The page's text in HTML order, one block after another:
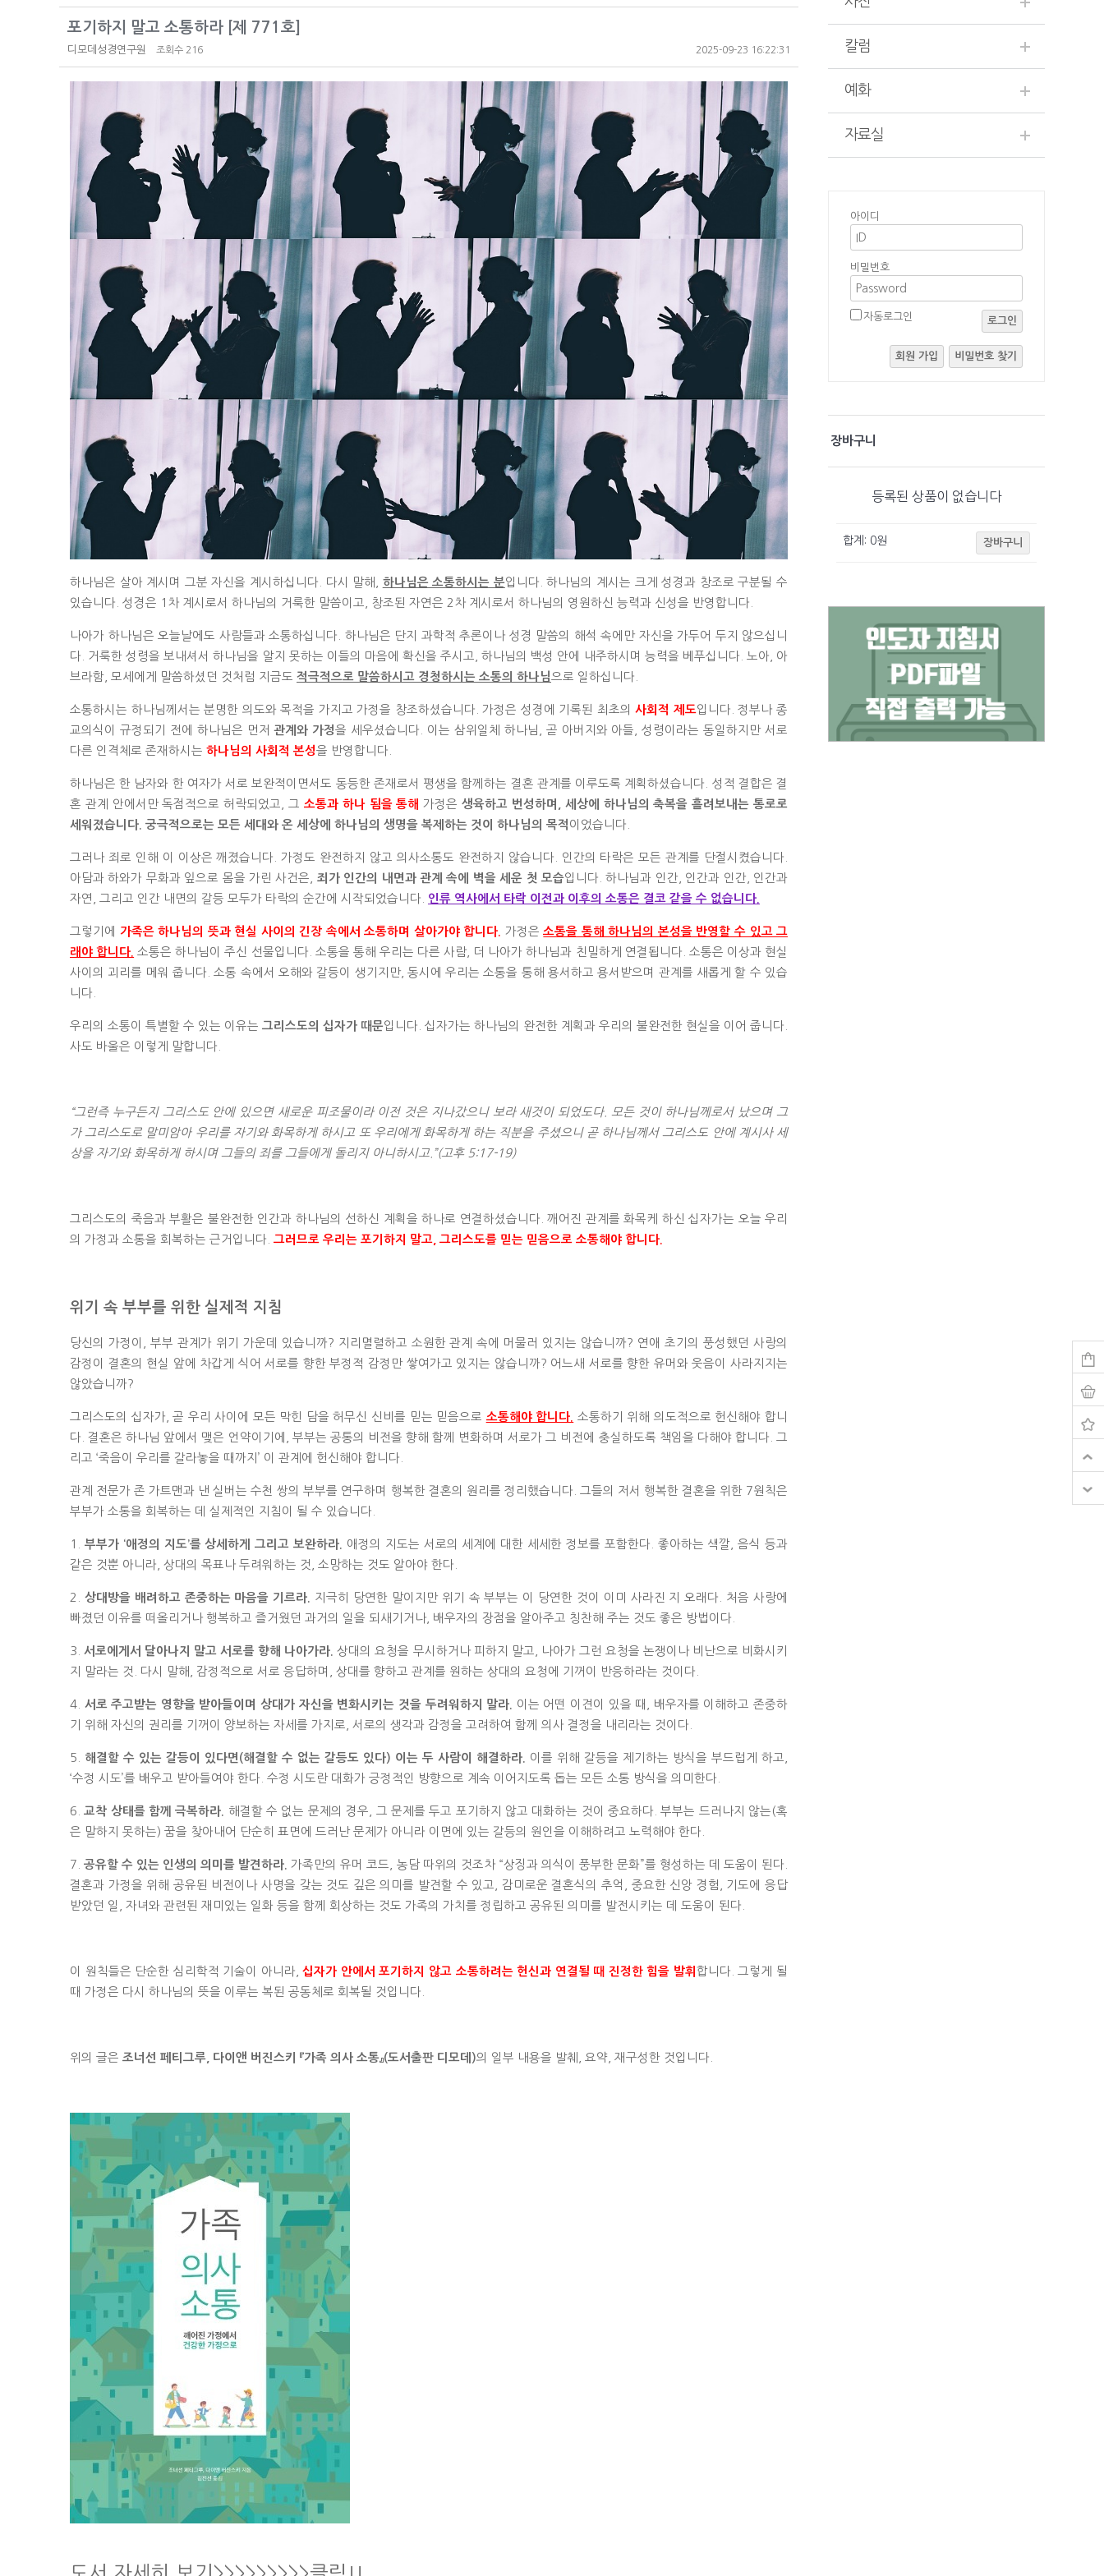
포기하지 말고 소통하라 [제 771호]
디모데성경연구원 조회수 216 2025-09-23 16:22:31
하나님은 살아 계시며 그분 자신을 계시하십니다. 다시 말해, 하나님은 소통하시는 분입니다. 하나님의 계시는 크게 성경과 창조로 구분될 수
있습니다. 성경은 1차 계시로서 하나님의 거룩한 말씀이고, 창조된 자연은 2차 계시로서 하나님의 영원하신 능력과 신성을 반영합니다.
나아가 하나님은 오늘날에도 사람들과 소통하십니다. 하나님은 단지 과학적 추론이나 성경 말씀의 해석 속에만 자신을 가두어 두지 않으십니
다. 거룩한 성령을 보내셔서 하나님을 알지 못하는 이들의 마음에 확신을 주시고, 하나님의 백성 안에 내주하시며 능력을 베푸십니다. 노아, 아
브라함, 모세에게 말씀하셨던 것처럼 지금도 적극적으로 말씀하시고 경청하시는 소통의 하나님으로 일하십니다.
소통하시는 하나님께서는 분명한 의도와 목적을 가지고 가정을 창조하셨습니다. 가정은 성경에 기록된 최초의사회적 제도입니다. 정부나 종
교의식이 규정되기 전에 하나님은 먼저관계와 가정을 세우셨습니다. 이는 삼위일체 하나님, 곧 아버지와 아들, 성령이라는 동일하지만 서로
다른 인격체로 존재하시는 하나님의 사회적 본성을 반영합니다.
하나님은 한 남자와 한 여자가 서로 보완적이면서도 동등한 존재로서 평생을 함께하는 결혼 관계를 이루도록 계획하셨습니다. 성적 결합은 결
혼 관계 안에서만 독점적으로 허락되었고, 그 소통과 하나 됨을 통해 가정은생육하고 번성하며, 세상에 하나님의 축복을 흘려보내는 통로로
세워졌습니다. 궁극적으로는 모든 세대와 온 세상에 하나님의 생명을 복제하는 것이 하나님의 목적 이었습니다.
그러나 죄로 인해 이 이상은 깨졌습니다. 가정도 완전하지 않고 의사소통도 완전하지 않습니다. 인간의 타락은 모든 관계를 단절시켰습니다.
아담과 하와가 무화과 잎으로 몸을 가린 사건은, 죄가 인간의 내면과 관계 속에 벽을 세운 첫 모습입니다. 하나님과 인간, 인간과 인간, 인간과
자연, 그리고 인간 내면의 갈등 모두가 타락의 순간에 시작되었습니다.
인류 역사에서 타락 이전과 이후의 소통은 결코 같을 수 없습니다.
그렇기에 가족은 하나님의 뜻과 현실 사이의 긴장 속에서 소통하며 살아가야 합니다. 가정은소통을 통해 하나님의 본성을 반영할 수 있고 그
래야 합니다. 소통은 하나님이 주신 선물입니다. 소통을 통해 우리는 다른 사람, 더 나아가 하나님과 친밀하게 연결됩니다. 소통은 이상과 현실
사이의 괴리를 메워 줍니다. 소통 속에서 오해와 갈등이 생기지만, 동시에 우리는 소통을 통해 용서하고 용서받으며 관계를 새롭게 할 수 있습
니다.
우리의 소통이 특별할 수 있는 이유는 그리스도의 십자가 때문입니다. 십자가는 하나님의 완전한 계획과 우리의 불완전한 현실을 이어 줍니다.
사도 바울은 이렇게 말합니다.
“그런즉 누구든지 그리스도 안에 있으면 새로운 피조물이라 이전 것은 지나갔으니 보라 새것이 되었도다. 모든 것이 하나님께로서 났으며 그
가 그리스도로 말미암아 우리를 자기와 화목하게 하시고 또 우리에게 화목하게 하는 직분을 주셨으니 곧 하나님께서 그리스도 안에 계시사 세
상을 자기와 화목하게 하시며 그들의 죄를 그들에게 돌리지 아니하시고.”(고후 5:17-19)
그리스도의 죽음과 부활은 불완전한 인간과 하나님의 선하신 계획을 하나로 연결하셨습니다. 깨어진 관계를 화목케 하신 십자가는 오늘 우리
의 가정과 소통을 회복하는 근거입니다. 그러므로 우리는 포기하지 말고, 그리스도를 믿는 믿음으로 소통해야 합니다.
위기 속 부부를 위한 실제적 지침
당신의 가정이, 부부 관계가 위기 가운데 있습니까? 지리멸렬하고 소원한 관계 속에 머물러 있지는 않습니까? 연애 초기의 풍성했던 사랑의
감정이 결혼의 현실 앞에 차갑게 식어 서로를 향한 부정적 감정만 쌓여가고 있지는 않습니까? 어느새 서로를 향한 유머와 웃음이 사라지지는
않았습니까?
그리스도의 십자가, 곧 우리 사이에 모든 막힌 담을 허무신 신비를 믿는 믿음으로 소통해야 합니다.
소통하기 위해 의도적으로 헌신해야 합니
다. 결혼은 하나님 앞에서 맺은 언약이기에, 부부는 공통의 비전을 향해 함께 변화하며 서로가 그 비전에 충실하도록 책임을 다해야 합니다. 그
리고 ‘죽음이 우리를 갈라놓을 때까지’ 이 관계에 헌신해야 합니다.
관계 전문가 존 가트맨과 낸 실버는 수천 쌍의 부부를 연구하며 행복한 결혼의 원리를 정리했습니다. 그들의 저서 행복한 결혼을 위한 7원칙은
부부가 소통을 회복하는 데 실제적인 지침이 될 수 있습니다.
1. 부부가 ‘애정의 지도’를 상세하게 그리고 보완하라.
애정의 지도는 서로의 세계에 대한 세세한 정보를 포함한다. 좋아하는 색깔, 음식 등과
같은 것뿐 아니라, 상대의 목표나 두려워하는 것, 소망하는 것도 알아야 한다.
2. 상대방을 배려하고 존중하는 마음을 기르라.
지극히 당연한 말이지만 위기 속 부부는 이 당연한 것이 이미 사라진 지 오래다. 처음 사랑에
빠졌던 이유를 떠올리거나 행복하고 즐거웠던 과거의 일을 되새기거나, 배우자의 장점을 알아주고 칭찬해 주는 것도 좋은 방법이다.
3.서로에게서 달아나지 말고 서로를 향해 나아가라. 상대의 요청을 무시하거나 피하지 말고, 나아가 그런 요청을 논쟁이나 비난으로 비화시키
지 말라는 것. 다시 말해, 감정적으로 서로 응답하며, 상대를 향하고 관계를 원하는 상대의 요청에 기꺼이 반응하라는 것이다.
4. 서로 주고받는 영향을 받아들이며 상대가 자신을 변화시키는 것을 두려워하지 말라.
이는 어떤 이견이 있을 때, 배우자를 이해하고 존중하
기 위해 자신의 권리를 기꺼이 양보하는 자세를 가지로, 서로의 생각과 감정을 고려하여 함께 의사 결정을 내리라는 것이다.
5. 해결할 수 있는 갈등이 있다면(해결할 수 없는 갈등도 있다) 이는 두 사람이 해결하라.
이를 위해 갈등을 제기하는 방식을 부드럽게 하고,
‘수정 시도’를 배우고 받아들여야 한다. 수정 시도란 대화가 긍정적인 방향으로 계속 이어지도록 돕는 모든 소통 방식을 의미한다.
6.교착 상태를 함께 극복하라.
해결할 수 없는 문제의 경우, 그 문제를 두고 포기하지 않고 대화하는 것이 중요하다. 부부는 드러나지 않는(혹
은 말하지 못하는) 꿈을 찾아내어 단순히 표면에 드러난 문제가 아니라 이면에 있는 갈등의 원인을 이해하려고 노력해야 한다.
7.공유할 수 있는 인생의 의미를 발견하라. 가족만의 유머 코드, 농담 따위의 것조차 “상징과 의식이 풍부한 문화”를 형성하는 데 도움이 된다.
결혼과 가정을 위해 공유된 비전이나 사명을 갖는 것도 깊은 의미를 발견할 수 있고, 감미로운 결혼식의 추억, 중요한 신앙 경험, 기도에 응답
받았던 일, 자녀와 관련된 재미있는 일화 등을 함께 회상하는 것도 가족의 가치를 정립하고 공유된 의미를 발전시키는 데 도움이 된다.
이 원칙들은 단순한 심리학적 기술이 아니라,십자가 안에서 포기하지 않고 소통하려는 헌신과 연결될 때 진정한 힘을 발휘 합니다. 그렇게 될
때 가정은 다시 하나님의 뜻을 이루는 복된 공동체로 회복될 것입니다.
위의 글은 조너선 페티그루, 다이앤 버진스키 『가족 의사 소통』(도서출판 디모데)의 일부 내용을 발췌, 요약, 재구성한 것입니다.
칼럼
예화
자료실
아이디
비밀번호
자동로그인 로그인
회원 가입 비밀번호 찾기
장바구니
등록된 상품이 없습니다
합계: 0원 장바구니